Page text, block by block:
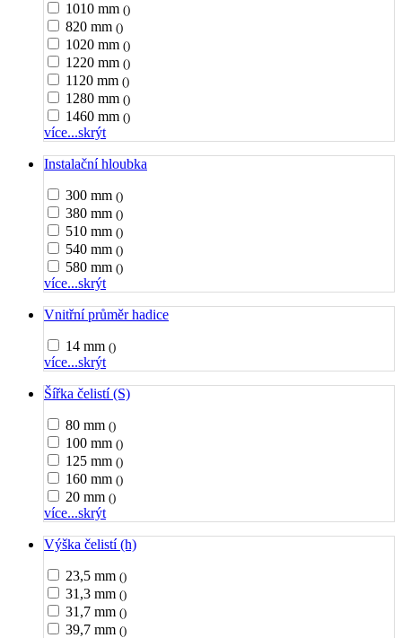
1010 mm ()
820 mm ()
1020 mm ()
1220 mm ()
1120 mm ()
1280 mm ()
1460 mm ()
více...skrýt
Instalační hloubka
300 mm ()
380 mm ()
510 mm ()
540 mm ()
580 mm ()
více...skrýt
Vnitřní průměr hadice
14 mm ()
více...skrýt
Šířka čelistí (S)
80 mm ()
100 mm ()
125 mm ()
160 mm ()
20 mm ()
více...skrýt
Výška čelistí (h)
23,5 mm ()
31,3 mm ()
31,7 mm ()
39,7 mm ()